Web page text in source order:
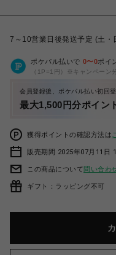
7～10営業日後発送予定 (土・
ポケパル払いで 0〜0ポイ
（1P=1円）※キャンペーン
会員登録後、ポケパル払い初回
最大1,500円分ポイン
獲得ポイントの確認方法は
販売期間 2025年07月11日
この商品について問い合わ
ギフト：ラッピング不可